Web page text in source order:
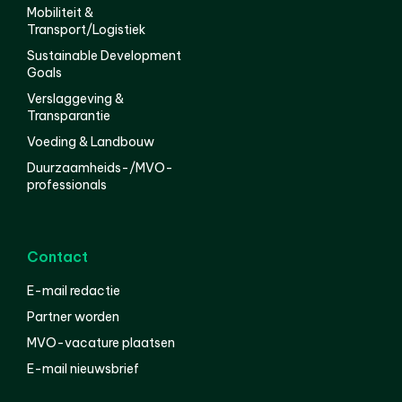
Mobiliteit &
Transport/Logistiek
Sustainable Development
Goals
Verslaggeving &
Transparantie
Voeding & Landbouw
Duurzaamheids-/MVO-
professionals
Contact
E-mail redactie
Partner worden
MVO-vacature plaatsen
E-mail nieuwsbrief